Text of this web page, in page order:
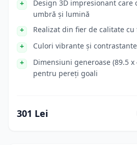
Design 3D impresionant care
umbră și lumină
Realizat din fier de calitate
Culori vibrante și
Dimensiuni generoase (89.5
pentru pereți goali
301 Lei